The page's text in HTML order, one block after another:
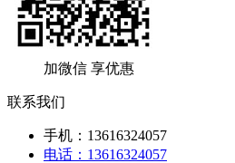
加微信 享优惠
联系我们
手机：13616324057
电话：13616324057